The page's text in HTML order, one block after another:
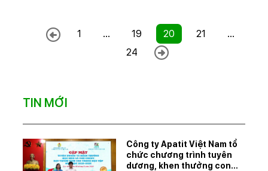
1 ... 19 20 21
...
24
TIN MỚI
Công ty Apatit Việt Nam tổ
chức chương trình tuyên
dương, khen thưởng con